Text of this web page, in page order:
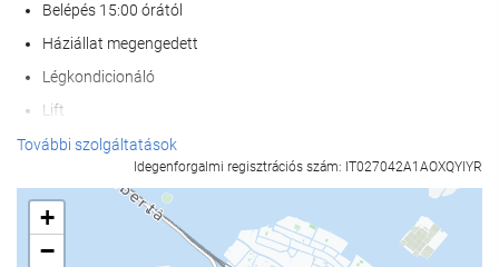
Belépés 15:00 órától
Háziállat megengedett
Légkondicionáló
Lift
Mozgáskorlátozott személyek belépésére alkalmas
Nem dohányzó szobák
Wellness
További szolgáltatások
Idegenforgalmi regisztrációs szám: IT027042A1AOXQYIYR
+
−